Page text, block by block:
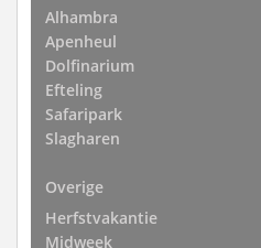
Alhambra
Apenheul
Dolfinarium
Efteling
Safaripark
Slagharen
Overige
Herfstvakantie
Midweek